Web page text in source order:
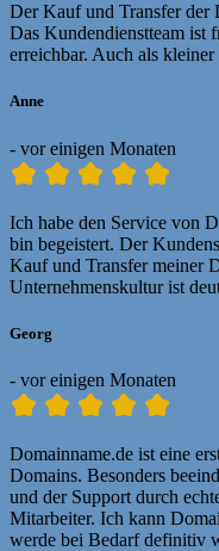
Der Kauf und Transfer der
Das Kundendienstteam ist
erreichbar. Auch als
Anne
- vor einigen Monaten
Ich habe den Service von
bin begeistert. Der
Kauf und Transfer meiner
Unternehmenskultur ist
Georg
- vor einigen Monaten
Domainname.de ist eine
Domains. Besonders
und der Support durch
Mitarbeiter. Ich kann
werde bei Bedarf definitiv